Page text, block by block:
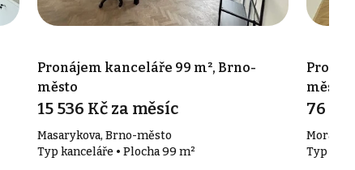
Pronájem kanceláře 99 m², Brno-
město
15 536 Kč za měsíc
Masarykova, Brno-město
Typ kanceláře • Plocha 99 m²
město
76
Typ